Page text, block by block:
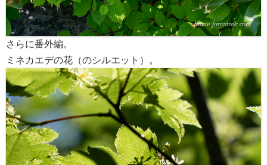
さらに番外編。
ミネカエデの花（のシルエット）。